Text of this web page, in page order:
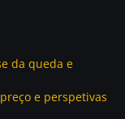
da queda e
e perspetivas